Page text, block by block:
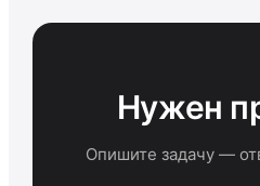
Нужен
Опишите задачу —